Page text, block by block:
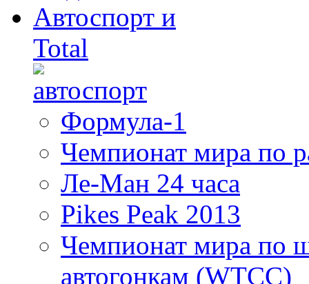
Автоспорт и
Total
Формула-1
Чемпионат мира по
Ле-Ман 24 часа
Pikes Peak 2013
Чемпионат мира по
автогонкам (WTCC)